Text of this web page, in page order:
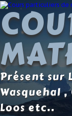
Présent sur
Wasquehal
Loos etc..